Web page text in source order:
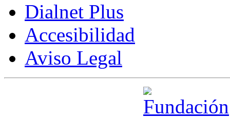
Dialnet Plus
Accesibilidad
Aviso Legal